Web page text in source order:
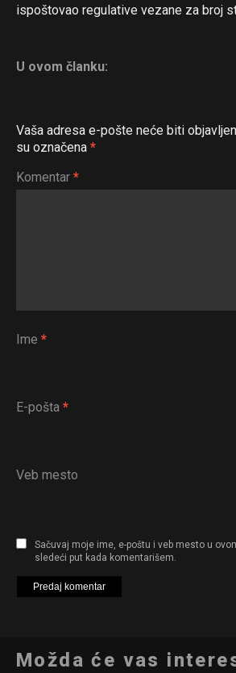
ispoštovao regulative vezane za broj
U ovom članku:
Vaša adresa e-pošte neće biti
su označena *
Komentar *
Ime *
E-pošta *
Veb mesto
Sačuvaj moje ime, e-poštu i veb mesto u
sledeći put kada komentarišem.
Možda će vas